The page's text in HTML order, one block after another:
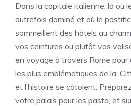
Dans la capitale italienne, là où
autrefois dominé et où le
sommeillent des hôtels au
vos ceintures ou plutôt vos
en voyage à travers Rome pour
les plus emblématiques de la
et l’histoire se côtoient.
votre palais pour les pasta, et